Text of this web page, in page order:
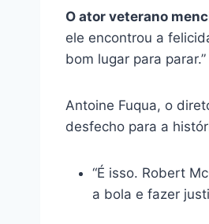
O ator veterano
ele encontrou a
bom lugar para
Antoine Fuqua, o
desfecho para a
“É isso. Robert
a bola e fazer